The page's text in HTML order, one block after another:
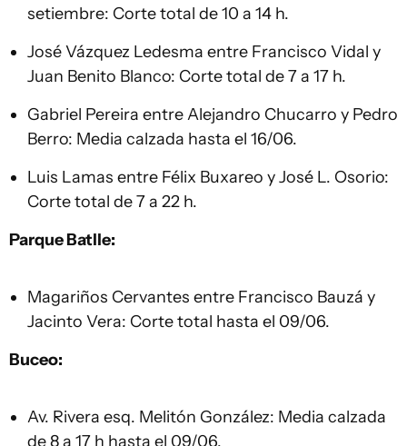
setiembre: Corte total de 10 a 14 h.
José Vázquez Ledesma entre Francisco Vidal y
Juan Benito Blanco: Corte total de 7 a 17 h.
Gabriel Pereira entre Alejandro Chucarro y Pedro
Berro: Media calzada hasta el 16/06.
Luis Lamas entre Félix Buxareo y José L. Osorio:
Corte total de 7 a 22 h.
Parque Batlle:
Magariños Cervantes entre Francisco Bauzá y
Jacinto Vera: Corte total hasta el 09/06.
Buceo:
Av. Rivera esq. Melitón González: Media calzada
de 8 a 17 h hasta el 09/06.